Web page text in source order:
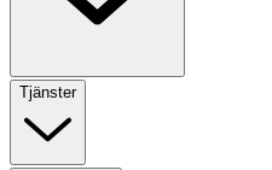
Tjänster